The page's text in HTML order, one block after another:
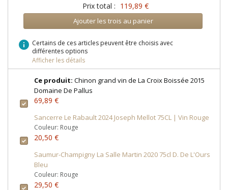
Prix total : 119,89 €
Ajouter les trois au panier
info Certains de ces articles peuvent être choisis avec
différentes options
Afficher les détails
Ce produit: Chinon grand vin de La Croix Boissée 2015
Domaine De Pallus
69,89 €
Sancerre Le Rabault 2024 Joseph Mellot 75CL | Vin Rouge
Couleur: Rouge
20,50 €
Saumur-Champigny La Salle Martin 2020 75cl D. De L'Ours
Bleu
Couleur: Rouge
29,50 €